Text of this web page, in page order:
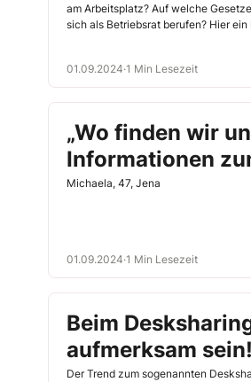
am Arbeitsplatz? Auf welche
sich als Betriebsrat berufen? Hier
01.09.2024·1 Min Lesezeit
„Wo finden wir
Informationen
Ergonomie?“
Michaela, 47, Jena
01.09.2024·1 Min Lesezeit
Beim
aufmerksam sein!
Der Trend zum sogenannten